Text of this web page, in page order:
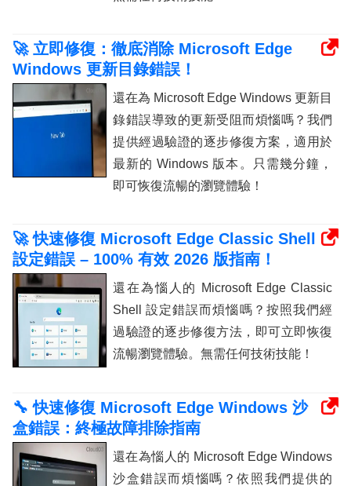
🚀 立即修復：徹底消除 Microsoft Edge
Windows 更新目錄錯誤！
還在為 Microsoft Edge Windows 更新目
錄錯誤導致的更新受阻而煩惱嗎？我們
提供經過驗證的逐步修復方案，適用於
最新的 Windows 版本。只需幾分鐘，
即可恢復流暢的瀏覽體驗！
🚀 快速修復 Microsoft Edge Classic Shell
設定錯誤 – 100% 有效 2026 版指南！
還在為惱人的 Microsoft Edge Classic
Shell 設定錯誤而煩惱嗎？按照我們經
過驗證的逐步修復方法，即可立即恢復
流暢瀏覽體驗。無需任何技術技能！
🔧 快速修復 Microsoft Edge Windows 沙
盒錯誤：終極故障排除指南
還在為惱人的 Microsoft Edge Windows
沙盒錯誤而煩惱嗎？依照我們提供的